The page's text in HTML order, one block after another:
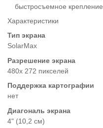
быстросъемное крепление
Характеристики
Тип экрана
SolarMax
Разрешение экрана
480x 272 пикселей
Поддержка картографии
нет
Диагональ экрана
4" (10,2 см)